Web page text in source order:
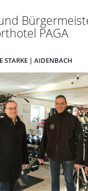
PAGA
STARKE | AIDENBACH